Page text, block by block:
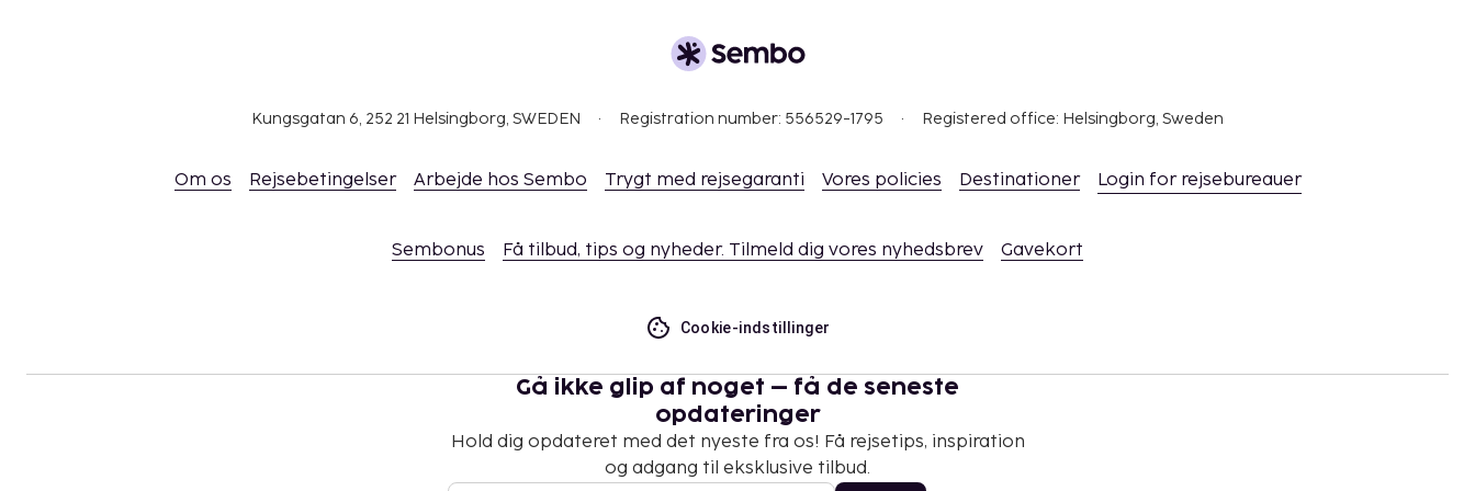
Kungsgatan 6, 252 21 Helsingborg, SWEDEN Registration number: 556529-1795 Registered office: Helsingborg, Sweden
Om os Rejsebetingelser Arbejde hos Sembo Trygt med rejsegaranti Vores policies Destinationer Login for rejsebureauer
Sembonus Få tilbud, tips og nyheder. Tilmeld dig vores nyhedsbrev Gavekort
Cookie-indstillinger
Gå ikke glip af noget – få de seneste
opdateringer
Hold dig opdateret med det nyeste fra os! Få rejsetips, inspiration
og adgang til eksklusive tilbud.